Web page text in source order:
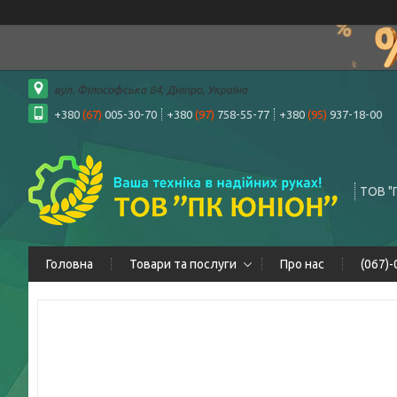
вул. Філософська 84, Дніпро, Україна
+380 (67) 005-30-70 +380 (97) 758-55-77 +380 (95) 937-18-00
ТОВ
Головна Товари та послуги Про нас